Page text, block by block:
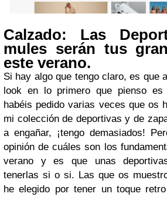
Calzado: Las
mules serán tus
este verano.
Si hay algo que tengo claro, es que
look en lo primero que pienso
habéis pedido varias veces que os
mi colección de deportivas y de
a engañar, ¡tengo demasiados!
opinión de cuáles son los
verano y es que unas
tenerlas si o si. Las que os
he elegido por tener un toque